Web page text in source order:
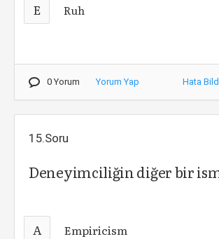
E Ruh
0 Yorum Yorum Yap Hata
15.Soru
Deneyimciliğin diğer bir
A Empiricism